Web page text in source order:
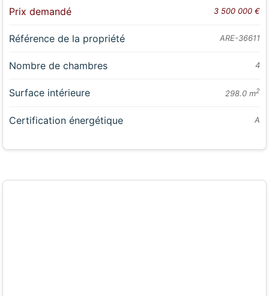
Prix demandé 3 500 000 €
Référence de la propriété ARE-36611
Nombre de chambres 4
Surface intérieure 298.0 m2
Certification énergétique A